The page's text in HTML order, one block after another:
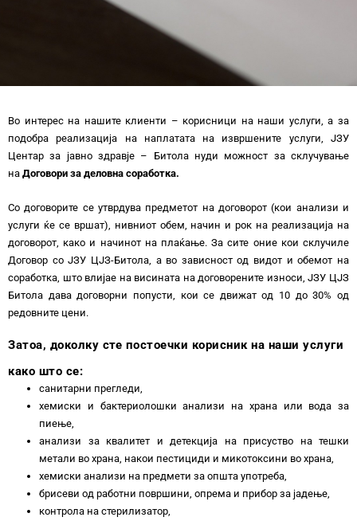
Во интерес на нашите клиенти – корисници на наши услуги, а за
подобра реализација на наплатата на извршените услуги, ЈЗУ
Центар за јавно здравје – Битола нуди можност за склучување
на Договори за деловна соработка.
Со договорите се утврдува предметот на договорот (кои анализи и
услуги ќе се вршат), нивниот обем, начин и рок на реализација на
договорот, како и начинот на плаќање. За сите оние кои склучиле
Договор со ЈЗУ ЦЈЗ-Битола, а во зависност од видот и обемот на
соработка, што влијае на висината на договорените износи, ЈЗУ ЦЈЗ
Битола дава договорни попусти, кои се движат од 10 до 30% од
редовните цени.
Затоа, доколку сте постоечки корисник на наши услуги
како што се:
санитарни прегледи,
хемиски и бактериолошки анализи на храна или вода за
пиење,
анализи за квалитет и детекција на присуство на тешки
метали во храна, накои пестициди и микотоксини во храна,
хемиски анализи на предмети за општа употреба,
брисеви од работни површини, опрема и прибор за јадење,
контролa на стерилизатор,